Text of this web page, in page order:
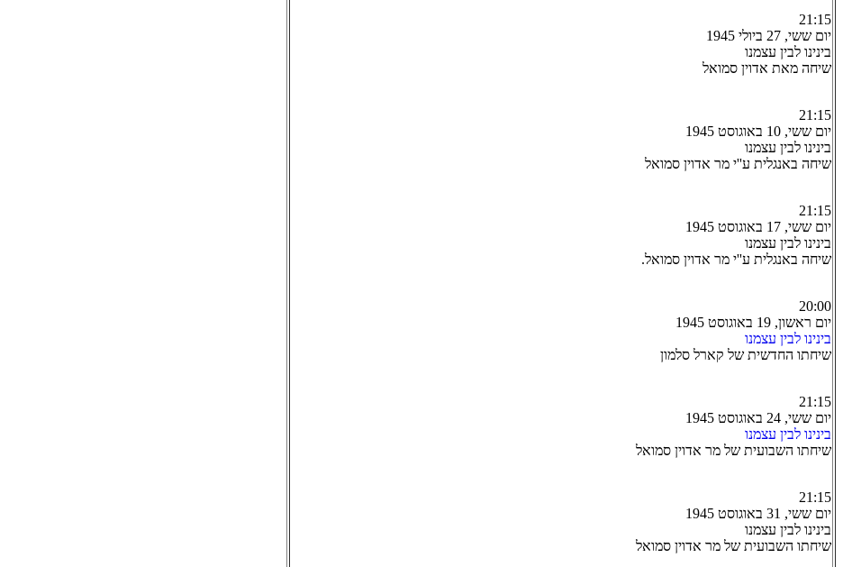
21:15
יום ששי, 27 ביולי 1945
בינינו לבין עצמנו
שיחה מאת אדוין סמואל
21:15
יום ששי, 10 באוגוסט 1945
בינינו לבין עצמנו
שיחה באנגלית ע''י מר אדוין סמואל
21:15
יום ששי, 17 באוגוסט 1945
בינינו לבין עצמנו
שיחה באנגלית ע''י מר אדוין סמואל.
20:00
יום ראשון, 19 באוגוסט 1945
בינינו לבין עצמנו
שיחתו החדשית של קארל סלמון
21:15
יום ששי, 24 באוגוסט 1945
בינינו לבין עצמנו
שיחתו השבועית של מר אדוין סמואל
21:15
יום ששי, 31 באוגוסט 1945
בינינו לבין עצמנו
שיחתו השבועית של מר אדוין סמואל